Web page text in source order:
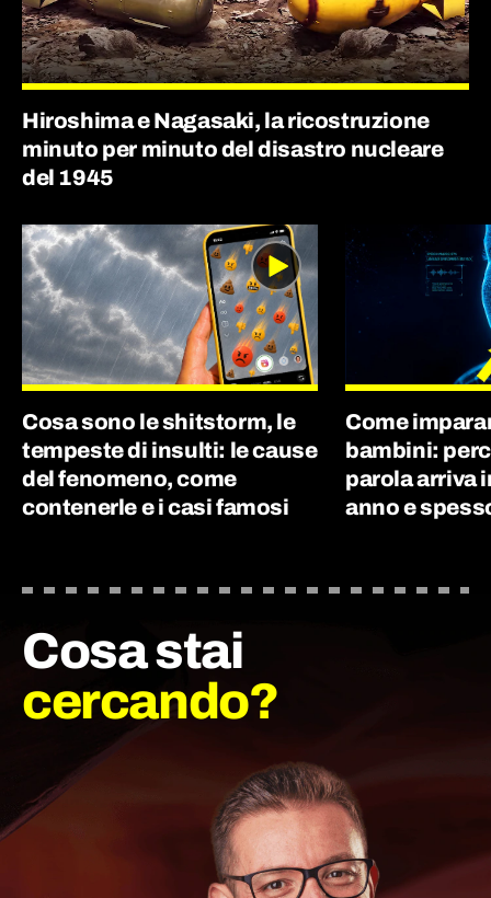
Hiroshima e Nagasaki, la ricostruzione
minuto per minuto del disastro nucleare
del 1945
Cosa sono le shitstorm, le
tempeste di insulti: le cause
del fenomeno, come
contenerle e i casi famosi
Come
bambini:
parola arriva
anno e
Cosa stai
cercando?